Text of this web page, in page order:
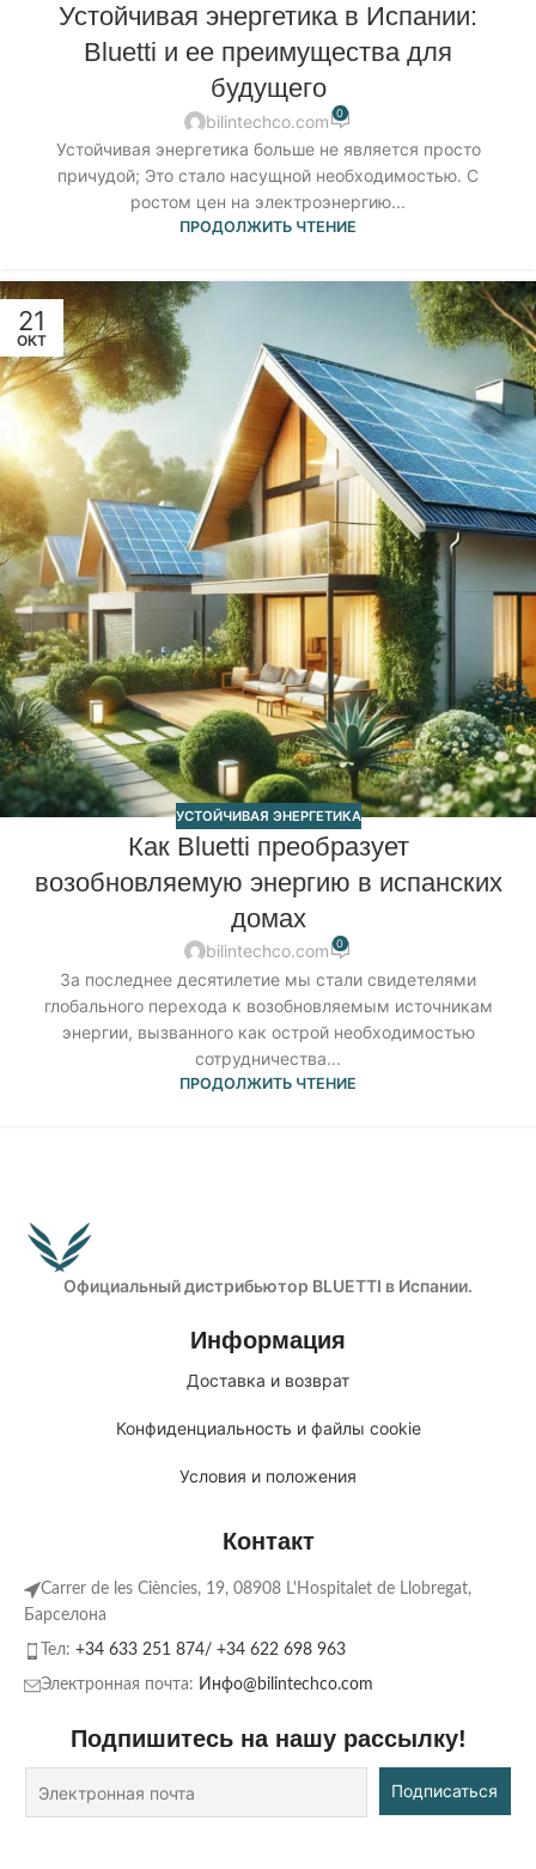
Устойчивая энергетика в Испании:
Bluetti и ее преимущества для
будущего
bilintechco.com 0
Устойчивая энергетика больше не является просто
причудой; Это стало насущной необходимостью. С
ростом цен на электроэнергию...
ПРОДОЛЖИТЬ ЧТЕНИЕ
21
ОКТ
УСТОЙЧИВАЯ ЭНЕРГЕТИКА
Как Bluetti преобразует
возобновляемую энергию в испанских
домах
bilintechco.com 0
За последнее десятилетие мы стали свидетелями
глобального перехода к возобновляемым источникам
энергии, вызванного как острой необходимостью
сотрудничества...
ПРОДОЛЖИТЬ ЧТЕНИЕ
Официальный дистрибьютор BLUETTI в Испании.
Информация
Доставка и возврат
Конфиденциальность и файлы cookie
Условия и положения
Контакт
Carrer de les Ciències, 19, 08908 L'Hospitalet de Llobregat,
Барселона
Тел: +34 633 251 874/ +34 622 698 963
Электронная почта: Инфо@bilintechco.com
Подпишитесь на нашу рассылку!